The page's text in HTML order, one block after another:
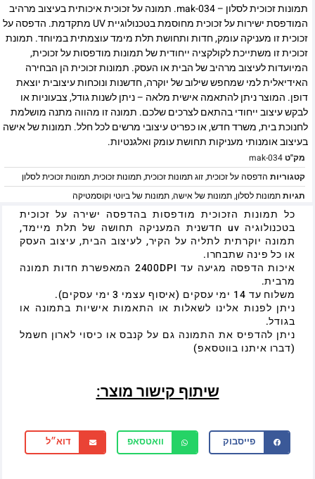
תמונות זכוכית לסלון – mak-034. תמונה על זכוכית איכותית בעיצוב מרהיב
המודפסת ישירות על זכוכית מחוסמת בטכנולוגיית UV מתקדמת. הדפסה על
זכוכית זו מעניקה עומק, חדות ותחושת תלת מימד עוצמתית במיוחד. תמונת
זכוכית זו משתייכת לקולקציה ייחודית של תמונות מודפסות על זכוכית,
המיועדות לעיצוב מרהיב של הבית או העסק. תמונות זכוכית הן הבחירה
האידיאלית למי שמחפש שילוב של יוקרה, חדשנות ונוכחות עיצובית יוצאת
דופן. המוצר ניתן להתאמה אישית מלאה – ניתן לשנות גודל, צבעוניות או
לבקש עיצוב ייחודי בהתאם לצרכים שלכם. תמונה זו מהווה מתנה מושלמת
לחנוכת בית, משרד חדש, או כפריט עיצובי מרשים לכל חלל. תמונות של אישה
בעיצוב אומנותי מעניקות תחושת עומק ואלגנטיות.
מק"טmak-034
קטגוריות הדפסה על זכוכית,זוג תמונות זכוכית,תמונות זכוכית,תמונות זכוכית לסלון
תגיותתמונות לסלון,תמונות של אישה,תמונות של ביוטי וקוסמטיקה
כל תמונות הזכוכית מודפסות בהדפסה ישירה על זכוכית
בטכנולוגיה uv חדשנית המעניקה תחושה של תלת מיימד,
תמונה יוקרתית לתליה על הקיר, לעיצוב הבית, עיצוב העסק
או כל פינה שתבחרו.
איכות הדפסה מגיעה עד 2400DPI המאפשרת חדות תמונה
מרבית.
משלוח עד 14 ימי עסקים (איסוף עצמי 3 ימי עסקים).
ניתן לפנות אלינו לשאלות או התאמות אישיות בתמונה או
בגודל.
ניתן להדפיס את התמונה גם על קנבס או כיסוי לארון חשמל
(דברו איתנו בווטסאפ)
שיתוף קישור מוצר:
פייסבוק וואטסאפ דוא״ל